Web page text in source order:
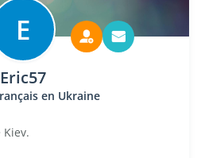
E
Eric57
en Ukraine